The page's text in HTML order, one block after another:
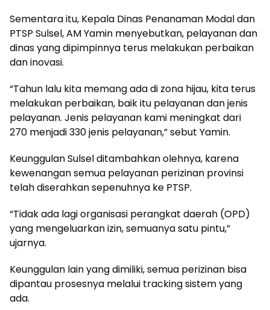
Sementara itu, Kepala Dinas Penanaman Modal dan
PTSP Sulsel, AM Yamin menyebutkan, pelayanan dan
dinas yang dipimpinnya terus melakukan perbaikan
dan inovasi.
“Tahun lalu kita memang ada di zona hijau, kita terus
melakukan perbaikan, baik itu pelayanan dan jenis
pelayanan. Jenis pelayanan kami meningkat dari
270 menjadi 330 jenis pelayanan,” sebut Yamin.
Keunggulan Sulsel ditambahkan olehnya, karena
kewenangan semua pelayanan perizinan provinsi
telah diserahkan sepenuhnya ke PTSP.
“Tidak ada lagi organisasi perangkat daerah (OPD)
yang mengeluarkan izin, semuanya satu pintu,”
ujarnya.
Keunggulan lain yang dimiliki, semua perizinan bisa
dipantau prosesnya melalui tracking sistem yang
ada.